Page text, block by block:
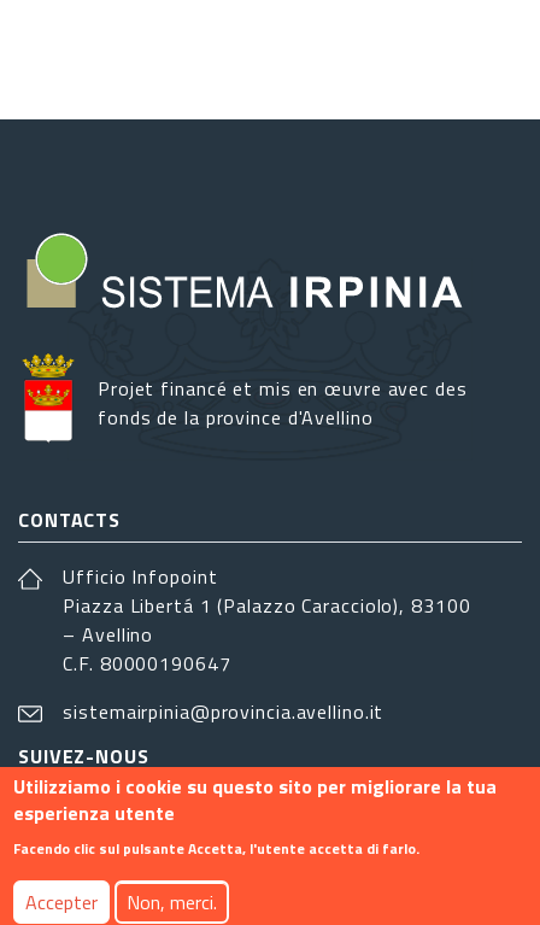
Projet financé et mis en œuvre avec des
fonds de la province d'Avellino
CONTACTS
Ufficio Infopoint
Piazza Libertá 1 (Palazzo Caracciolo), 83100
– Avellino
C.F. 80000190647
sistemairpinia@provincia.avellino.it
SUIVEZ-NOUS
Footer menu
Contact Info
Utilizziamo i cookie su questo sito per migliorare la tua
esperienza utente
Facendo clic sul pulsante Accetta, l'utente accetta di farlo.
Accepter Non, merci.